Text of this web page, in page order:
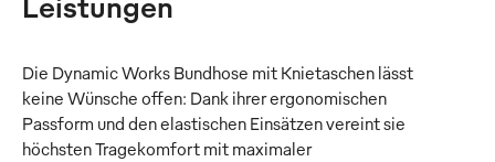
Die Dynamic Works Bundhose mit Knietaschen lässt
keine Wünsche offen: Dank ihrer ergonomischen
Passform und den elastischen Einsätzen vereint sie
höchsten Tragekomfort mit maximaler